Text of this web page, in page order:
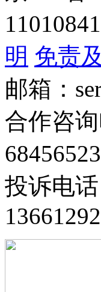
明 免责
邮箱：
合作咨
投诉电